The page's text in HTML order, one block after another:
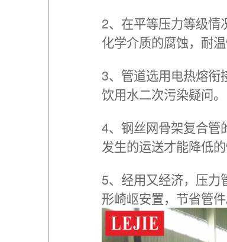
2、在平等压力等级情
化学介质的腐蚀，耐
3、管道选用电热熔衔
饮用水二次污染疑问。
4、钢丝网骨架复合管
发生的运送才能降低
5、经用又经济，压力
形崎岖安置，节省管件